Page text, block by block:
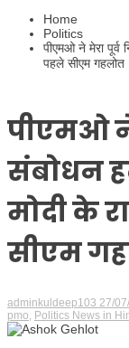
Home
Politics
पीएमओ ने मेरा पूर्व
पहले सीएम गहलोत
पीएमओ ने
संबोधन
मोदी के
सीएम
adminkuldeep103 27/
pmo, Politics News in